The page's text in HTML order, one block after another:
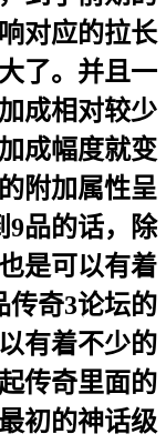
对应的拉长
了。并且一
成相对较少
成幅度就变
附加属性呈
9品的话，除
是可以有着
传奇3论坛的
有着不少的
传奇里面的
初的神话级